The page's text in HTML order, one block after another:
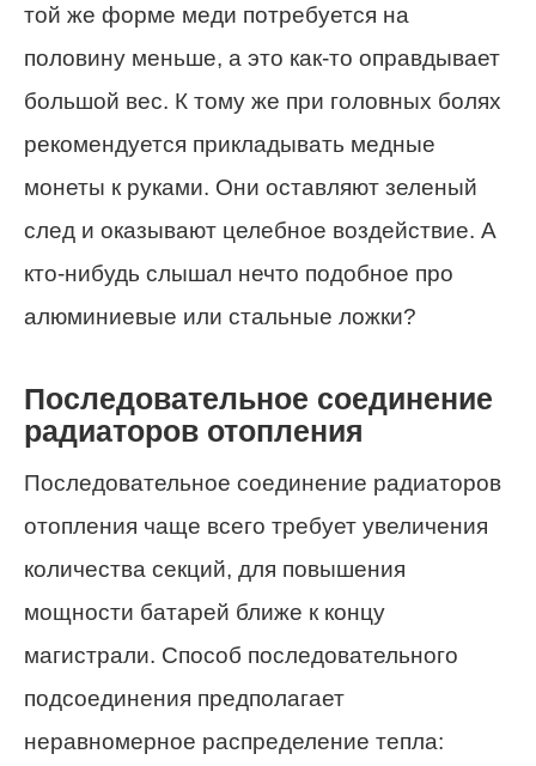
той же форме меди потребуется на
половину меньше, а это как-то оправдывает
большой вес. К тому же при головных болях
рекомендуется прикладывать медные
монеты к руками. Они оставляют зеленый
след и оказывают целебное воздействие. А
кто-нибудь слышал нечто подобное про
алюминиевые или стальные ложки?
Последовательное соединение
радиаторов отопления
Последовательное соединение радиаторов
отопления чаще всего требует увеличения
количества секций, для повышения
мощности батарей ближе к концу
магистрали. Способ последовательного
подсоединения предполагает
неравномерное распределение тепла: